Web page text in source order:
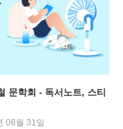
문학회 - 독서노트, 스티
08월 31일